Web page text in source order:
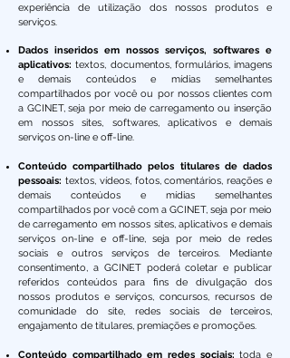
experiência de utilização dos nossos produtos e
serviços.
Dados inseridos em nossos serviços, softwares e
aplicativos: textos, documentos, formulários, imagens
e demais conteúdos e mídias semelhantes
compartilhados por você ou por nossos clientes com
a GCINET, seja por meio de carregamento ou inserção
em nossos sites, softwares, aplicativos e demais
serviços on-line e off-line.
Conteúdo compartilhado pelos titulares de dados
pessoais: textos, vídeos, fotos, comentários, reações e
demais conteúdos e mídias semelhantes
compartilhados por você com a GCINET, seja por meio
de carregamento em nossos sites, aplicativos e demais
serviços on-line e off-line, seja por meio de redes
sociais e outros serviços de terceiros. Mediante
consentimento, a GCINET poderá coletar e publicar
referidos conteúdos para fins de divulgação dos
nossos produtos e serviços, concursos, recursos de
comunidade do site, redes sociais de terceiros,
engajamento de titulares, premiações e promoções.
Conteúdo compartilhado em redes sociais: toda e